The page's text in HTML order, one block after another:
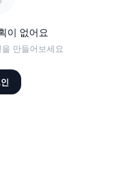
이 없어요
만들어보세요